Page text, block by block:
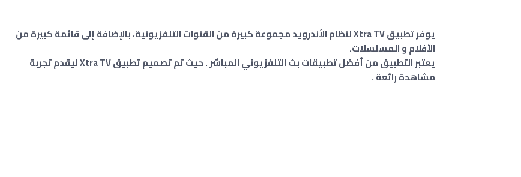
يوفر تطبيق Xtra TV لنظام الأندرويد مجموعة كبيرة من القنوات التلفزيونية، بالإضافة إلى قائمة كبيرة من
الأفلام و المسلسلات.
يعتبر التطبيق من أفضل تطبيقات بث التلفزيوني المباشر . حيث تم تصميم تطبيق Xtra TV ليقدم تجربة
مشاهدة رائعة .